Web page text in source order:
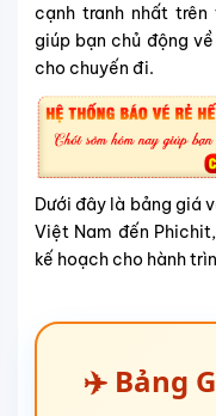
cạnh tranh nhất
giúp bạn chủ động
cho chuyến đi.
Dưới đây là bảng giá
Việt Nam đến
kế hoạch cho hành
✈️ Bảng